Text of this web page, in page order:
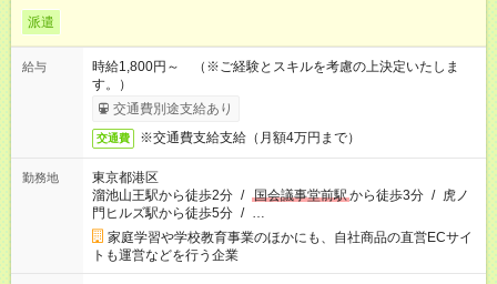
派遣
給与
時給1,800円～ （※ご経験とスキルを考慮の上決定いたしま
す。）
交通費別途支給あり
交通費 ※交通費支給支給（月額4万円まで）
勤務地
東京都港区
溜池山王駅から徒歩2分 / 国会議事堂前駅から徒歩3分 / 虎ノ
門ヒルズ駅から徒歩5分 / …
家庭学習や学校教育事業のほかにも、自社商品の直営ECサイ
トも運営などを行う企業